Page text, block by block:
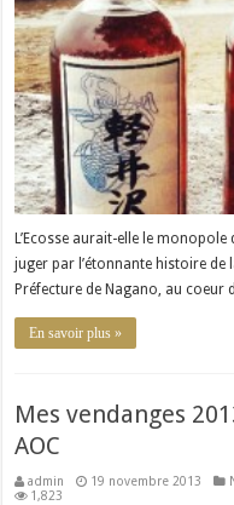
Japonais
L’Ecosse aurait-elle le monopole
juger par l’étonnante histoire de
Préfecture de Nagano, au coeur
En savoir plus »
Mes vendanges
AOC
admin 19 novembre 2013
1,823